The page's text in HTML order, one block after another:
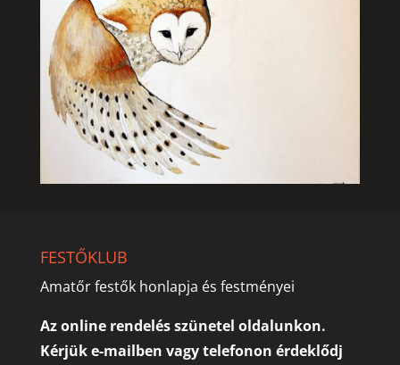
FESTŐKLUB
Amatőr festők honlapja és festményei
Az online rendelés szünetel oldalunkon.
Kérjük e-mailben vagy telefonon érdeklődj